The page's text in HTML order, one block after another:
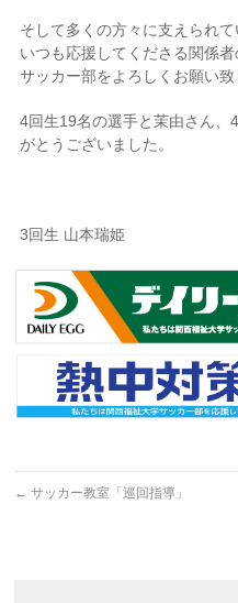
そして多くの方々に支えられ
いつも応援してくださる関係
サッカー部をよろしくお願い致
4回生19名の選手と茉由さん、
がとうございました。
3回生 山本瑞姫
← サッカー教室「巡回指導」